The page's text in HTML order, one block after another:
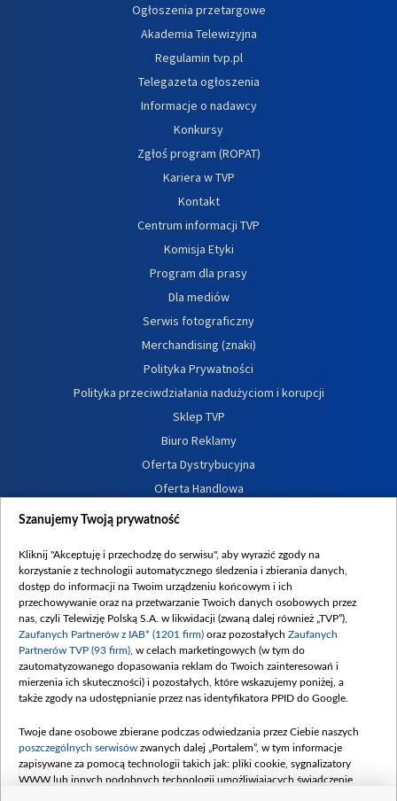
Ogłoszenia przetargowe
Akademia Telewizyjna
Regulamin tvp.pl
Telegazeta ogłoszenia
Informacje o nadawcy
Konkursy
Zgłoś program (ROPAT)
Kariera w TVP
Kontakt
Centrum informacji TVP
Komisja Etyki
Program dla prasy
Dla mediów
Serwis fotograficzny
Merchandising (znaki)
Polityka Prywatności
Polityka przeciwdziałania nadużyciom i korupcji
Sklep TVP
Biuro Reklamy
Oferta Dystrybucyjna
Oferta Handlowa
Dostępność
Procedura zgłoszeń wewnętrznych
Szanujemy Twoją prywatność
Kliknij "Akceptuję i przechodzę do serwisu", aby wyrazić zgody na
korzystanie z technologii automatycznego śledzenia i zbierania danych,
dostęp do informacji na Twoim urządzeniu końcowym i ich
przechowywanie oraz na przetwarzanie Twoich danych osobowych przez
nas, czyli Telewizję Polską S.A. w likwidacji (zwaną dalej również „TVP”),
Zaufanych Partnerów z IAB* (1201 firm) oraz pozostałych Zaufanych
Partnerów TVP (93 firm) , w celach marketingowych (w tym do
zautomatyzowanego dopasowania reklam do Twoich zainteresowań i
mierzenia ich skuteczności) i pozostałych, które wskazujemy poniżej, a
także zgody na udostępnianie przez nas identyfikatora PPID do Google.
Twoje dane osobowe zbierane podczas odwiedzania przez Ciebie naszych
poszczególnych serwisów zwanych dalej „Portalem”, w tym informacje
zapisywane za pomocą technologii takich jak: pliki cookie, sygnalizatory
WWW lub innych podobnych technologii umożliwiających świadczenie